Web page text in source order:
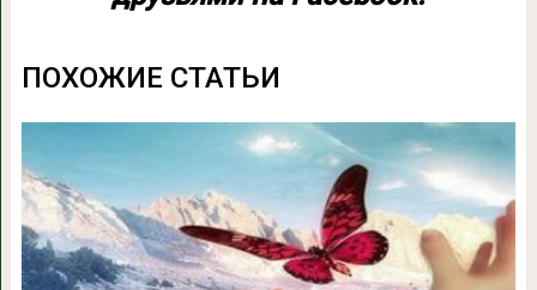
ПОХОЖИЕ СТАТЬИ